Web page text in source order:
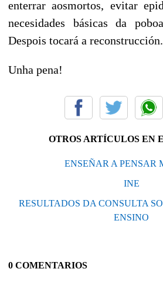
enterrar aosmortos, evitar
necesidades básicas da
Despois tocará a reconstrucción.
Unha pena!
OTROS ARTÍCULOS EN
ENSEÑAR A PENSAR
INE
RESULTADOS DA CONSULTA
ENSINO
0 COMENTARIOS